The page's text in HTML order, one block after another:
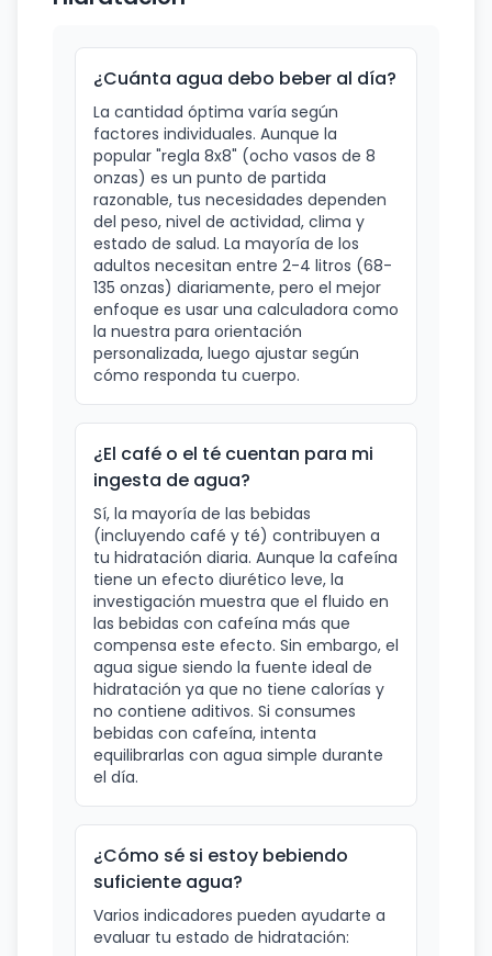
¿Cuánta agua debo beber al día?
La cantidad óptima varía según
factores individuales. Aunque la
popular "regla 8x8" (ocho vasos de 8
onzas) es un punto de partida
razonable, tus necesidades dependen
del peso, nivel de actividad, clima y
estado de salud. La mayoría de los
adultos necesitan entre 2-4 litros (68-
135 onzas) diariamente, pero el mejor
enfoque es usar una calculadora como
la nuestra para orientación
personalizada, luego ajustar según
cómo responda tu cuerpo.
¿El café o el té cuentan para mi
ingesta de agua?
Sí, la mayoría de las bebidas
(incluyendo café y té) contribuyen a
tu hidratación diaria. Aunque la cafeína
tiene un efecto diurético leve, la
investigación muestra que el fluido en
las bebidas con cafeína más que
compensa este efecto. Sin embargo, el
agua sigue siendo la fuente ideal de
hidratación ya que no tiene calorías y
no contiene aditivos. Si consumes
bebidas con cafeína, intenta
equilibrarlas con agua simple durante
el día.
¿Cómo sé si estoy bebiendo
suficiente agua?
Varios indicadores pueden ayudarte a
evaluar tu estado de hidratación: